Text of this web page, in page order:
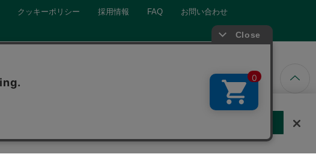
クッキーポリシー 採用情報 FAQ お問い合わせ